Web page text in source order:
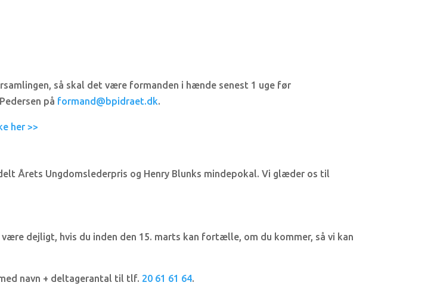
så skal det være formanden i hænde senest 1 uge før
på formand@bpidraet.dk.
her >>
Årets Ungdomslederpris og Henry Blunks mindepokal. Vi glæder os til
dejligt, hvis du inden den 15. marts kan fortælle, om du kommer, så vi kan
navn + deltagerantal til tlf. 20 61 61 64.